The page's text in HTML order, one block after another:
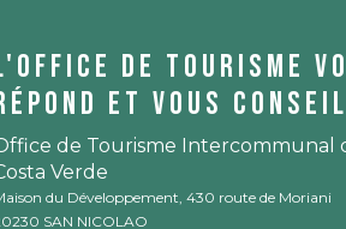
de tourisme
et vous
de Tourisme Intercommunal
Verde
du Développement, 430 route de Moriani
SAN NICOLAO